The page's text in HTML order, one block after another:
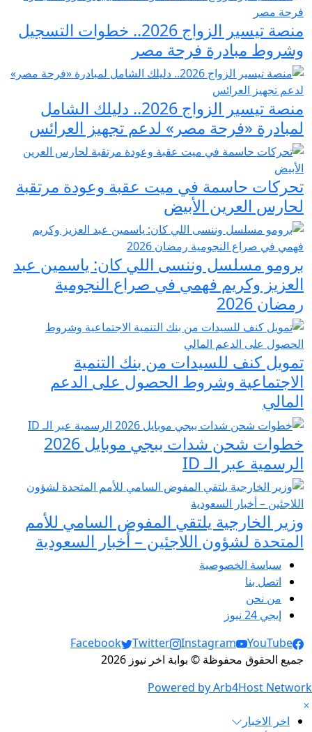
منصة تيسير الزواج 2026.. خطوات التسجيل
وشروط مبادرة فرحة مصر
منصة تيسير الزواج 2026.. دليلك الشامل
لمبادرة «فرحة مصر» لدعم تجهيز العرائس
تحركات حاسمة في ميت عقبة وعودة مرتقبة
لحارس العرين الأبيض
برومو مسلسل وننسى اللي كان: ياسمين عبد
العزيز وكريم فهمي في صراع النجومية
رمضان 2026
تمويل كنف للسيدات من بنك التنمية
الاجتماعية وشروط الحصول على الدعم
المالي
خطوات شحن شدات ببجي موبايل 2026
الرسمية عبر الـ ID
وزير الخارجية يلتقي المفوض السامي للأمم
المتحدة لشؤون اللاجئين – أخبار السعودية
سياسة الخصوصية
اتصل بنا
من نحن
إيجي 24 نيوز
Social Links
Facebook Twitter Instagram
YouTube
جميع الحقوق محفوظة © بوابة اخر نيوز 2026
Powered by Arb4Host Network
اخر الاخبار